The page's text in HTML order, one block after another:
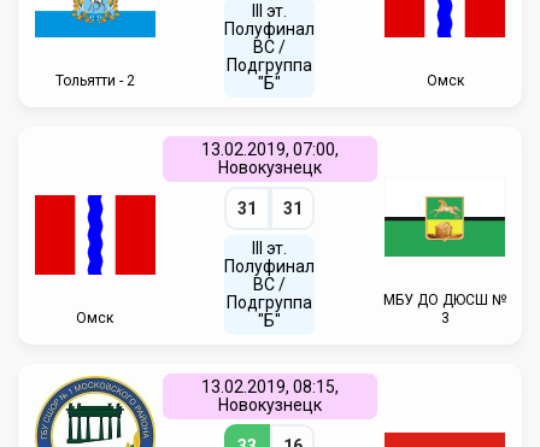
Тольятти - 2
III эт.
Полуфинал
ВC /
Подгруппа
"Б"
Омск
Омск
13.02.2019, 07:00,
Новокузнецк
31 31
III эт.
Полуфинал
ВC /
Подгруппа
"Б"
МБУ ДО ДЮСШ №
3
13.02.2019, 08:15,
Новокузнецк